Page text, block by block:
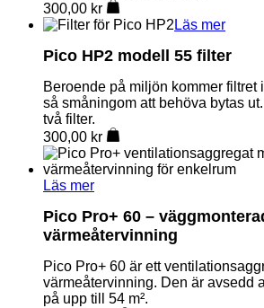
300,00 kr
Läs mer
Pico HP2 modell 55 filter
Beroende på miljön kommer
så småningom att behöva bytas
två filter.
300,00 kr
Läs mer
Pico Pro+ 60 –
värmeåtervinning
Pico Pro+ 60 är ett
värmeåtervinning. Den är avsedd
på upp till 54 m².